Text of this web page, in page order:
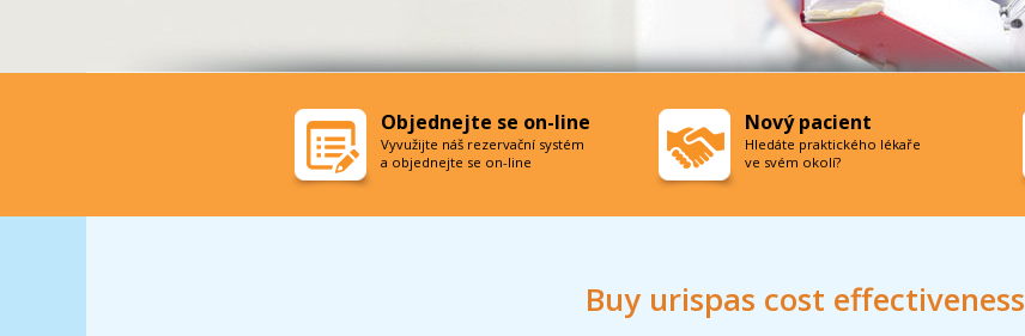
Buy urispas cost effectiveness
Objednejte se on-line
Vyvužijte náš rezervační systém
a objednejte se on-line
Nový pacient
Hledáte praktického lékaře
ve svém okolí?